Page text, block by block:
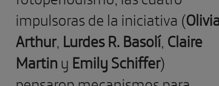
impulsoras de la iniciativa (
Arthur, Lurdes R. Basolí, Claire
Martiny Emily Schiffer)